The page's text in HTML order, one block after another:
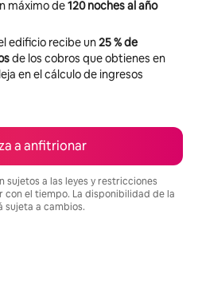
máximo de120 noches al año
edificio recibe un25 % de
de los cobros que obtienes en
en el cálculo de ingresos
a anfitrionar
sujetos a las leyes y restricciones
con el tiempo. La disponibilidad de la
sujeta a cambios.